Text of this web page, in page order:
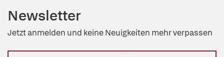
Newsletter
Jetzt anmelden und keine Neuigkeiten mehr verpassen